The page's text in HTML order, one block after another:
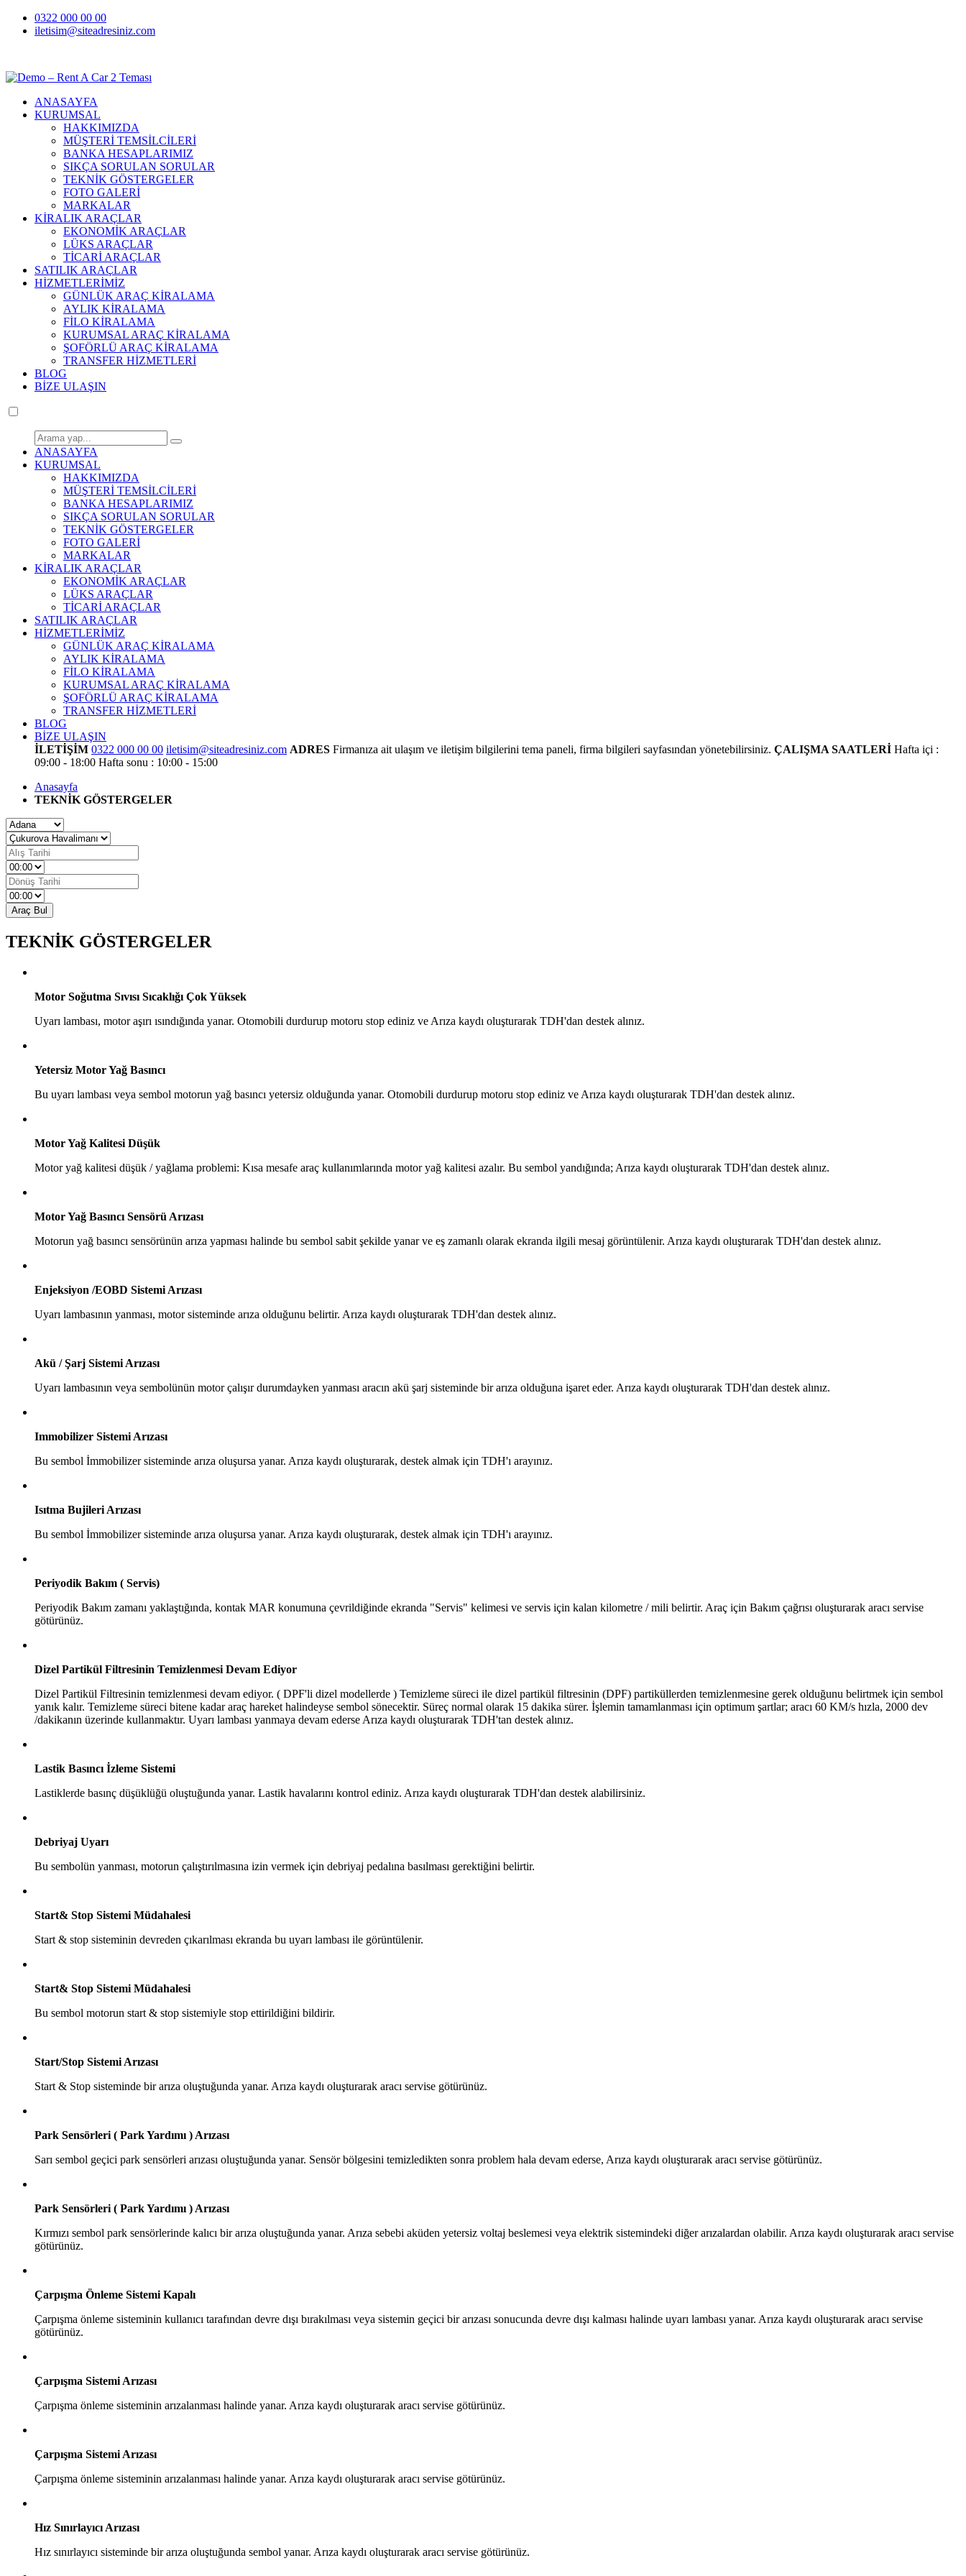
0322 000 00 00
iletisim@siteadresiniz.com
ANASAYFA
KURUMSAL
HAKKIMIZDA
MÜŞTERİ TEMSİLCİLERİ
BANKA HESAPLARIMIZ
SIKÇA SORULAN SORULAR
TEKNİK GÖSTERGELER
FOTO GALERİ
MARKALAR
KİRALIK ARAÇLAR
EKONOMİK ARAÇLAR
LÜKS ARAÇLAR
TİCARİ ARAÇLAR
SATILIK ARAÇLAR
HİZMETLERİMİZ
GÜNLÜK ARAÇ KİRALAMA
AYLIK KİRALAMA
FİLO KİRALAMA
KURUMSAL ARAÇ KİRALAMA
ŞOFÖRLÜ ARAÇ KİRALAMA
TRANSFER HİZMETLERİ
BLOG
BİZE ULAŞIN
ANASAYFA
KURUMSAL
HAKKIMIZDA
MÜŞTERİ TEMSİLCİLERİ
BANKA HESAPLARIMIZ
SIKÇA SORULAN SORULAR
TEKNİK GÖSTERGELER
FOTO GALERİ
MARKALAR
KİRALIK ARAÇLAR
EKONOMİK ARAÇLAR
LÜKS ARAÇLAR
TİCARİ ARAÇLAR
SATILIK ARAÇLAR
HİZMETLERİMİZ
GÜNLÜK ARAÇ KİRALAMA
AYLIK KİRALAMA
FİLO KİRALAMA
KURUMSAL ARAÇ KİRALAMA
ŞOFÖRLÜ ARAÇ KİRALAMA
TRANSFER HİZMETLERİ
BLOG
BİZE ULAŞIN
İLETİŞİM 0322 000 00 00 iletisim@siteadresiniz.com ADRES Firmanıza ait ulaşım ve iletişim bilgilerini tema paneli, firma bilgileri sayfasından yönetebilirsiniz. ÇALIŞMA SAATLERİ Hafta içi :
09:00 - 18:00 Hafta sonu : 10:00 - 15:00
Anasayfa
TEKNİK GÖSTERGELER
Araç Bul
TEKNİK GÖSTERGELER
Motor Soğutma Sıvısı Sıcaklığı Çok Yüksek
Uyarı lambası, motor aşırı ısındığında yanar. Otomobili durdurup motoru stop ediniz ve Arıza kaydı oluşturarak TDH'dan destek alınız.
Yetersiz Motor Yağ Basıncı
Bu uyarı lambası veya sembol motorun yağ basıncı yetersiz olduğunda yanar. Otomobili durdurup motoru stop ediniz ve Arıza kaydı oluşturarak TDH'dan destek alınız.
Motor Yağ Kalitesi Düşük
Motor yağ kalitesi düşük / yağlama problemi: Kısa mesafe araç kullanımlarında motor yağ kalitesi azalır. Bu sembol yandığında; Arıza kaydı oluşturarak TDH'dan destek alınız.
Motor Yağ Basıncı Sensörü Arızası
Motorun yağ basıncı sensörünün arıza yapması halinde bu sembol sabit şekilde yanar ve eş zamanlı olarak ekranda ilgili mesaj görüntülenir. Arıza kaydı oluşturarak TDH'dan destek alınız.
Enjeksiyon /EOBD Sistemi Arızası
Uyarı lambasının yanması, motor sisteminde arıza olduğunu belirtir. Arıza kaydı oluşturarak TDH'dan destek alınız.
Akü / Şarj Sistemi Arızası
Uyarı lambasının veya sembolünün motor çalışır durumdayken yanması aracın akü şarj sisteminde bir arıza olduğuna işaret eder. Arıza kaydı oluşturarak TDH'dan destek alınız.
Immobilizer Sistemi Arızası
Bu sembol İmmobilizer sisteminde arıza oluşursa yanar. Arıza kaydı oluşturarak, destek almak için TDH'ı arayınız.
Isıtma Bujileri Arızası
Bu sembol İmmobilizer sisteminde arıza oluşursa yanar. Arıza kaydı oluşturarak, destek almak için TDH'ı arayınız.
Periyodik Bakım ( Servis)
Periyodik Bakım zamanı yaklaştığında, kontak MAR konumuna çevrildiğinde ekranda "Servis" kelimesi ve servis için kalan kilometre / mili belirtir. Araç için Bakım çağrısı oluşturarak aracı servise
götürünüz.
Dizel Partikül Filtresinin Temizlenmesi Devam Ediyor
Dizel Partikül Filtresinin temizlenmesi devam ediyor. ( DPF'li dizel modellerde ) Temizleme süreci ile dizel partikül filtresinin (DPF) partiküllerden temizlenmesine gerek olduğunu belirtmek için sembol
yanık kalır. Temizleme süreci bitene kadar araç hareket halindeyse sembol sönecektir. Süreç normal olarak 15 dakika sürer. İşlemin tamamlanması için optimum şartlar; aracı 60 KM/s hızla, 2000 dev
/dakikanın üzerinde kullanmaktır. Uyarı lambası yanmaya devam ederse Arıza kaydı oluşturarak TDH'tan destek alınız.
Lastik Basıncı İzleme Sistemi
Lastiklerde basınç düşüklüğü oluştuğunda yanar. Lastik havalarını kontrol ediniz. Arıza kaydı oluşturarak TDH'dan destek alabilirsiniz.
Debriyaj Uyarı
Bu sembolün yanması, motorun çalıştırılmasına izin vermek için debriyaj pedalına basılması gerektiğini belirtir.
Start& Stop Sistemi Müdahalesi
Start & stop sisteminin devreden çıkarılması ekranda bu uyarı lambası ile görüntülenir.
Start& Stop Sistemi Müdahalesi
Bu sembol motorun start & stop sistemiyle stop ettirildiğini bildirir.
Start/Stop Sistemi Arızası
Start & Stop sisteminde bir arıza oluştuğunda yanar. Arıza kaydı oluşturarak aracı servise götürünüz.
Park Sensörleri ( Park Yardımı ) Arızası
Sarı sembol geçici park sensörleri arızası oluştuğunda yanar. Sensör bölgesini temizledikten sonra problem hala devam ederse, Arıza kaydı oluşturarak aracı servise götürünüz.
Park Sensörleri ( Park Yardımı ) Arızası
Kırmızı sembol park sensörlerinde kalıcı bir arıza oluştuğunda yanar. Arıza sebebi aküden yetersiz voltaj beslemesi veya elektrik sistemindeki diğer arızalardan olabilir. Arıza kaydı oluşturarak aracı servise
götürünüz.
Çarpışma Önleme Sistemi Kapalı
Çarpışma önleme sisteminin kullanıcı tarafından devre dışı bırakılması veya sistemin geçici bir arızası sonucunda devre dışı kalması halinde uyarı lambası yanar. Arıza kaydı oluşturarak aracı servise
götürünüz.
Çarpışma Sistemi Arızası
Çarpışma önleme sisteminin arızalanması halinde yanar. Arıza kaydı oluşturarak aracı servise götürünüz.
Çarpışma Sistemi Arızası
Çarpışma önleme sisteminin arızalanması halinde yanar. Arıza kaydı oluşturarak aracı servise götürünüz.
Hız Sınırlayıcı Arızası
Hız sınırlayıcı sisteminde bir arıza oluştuğunda sembol yanar. Arıza kaydı oluşturarak aracı servise götürünüz.